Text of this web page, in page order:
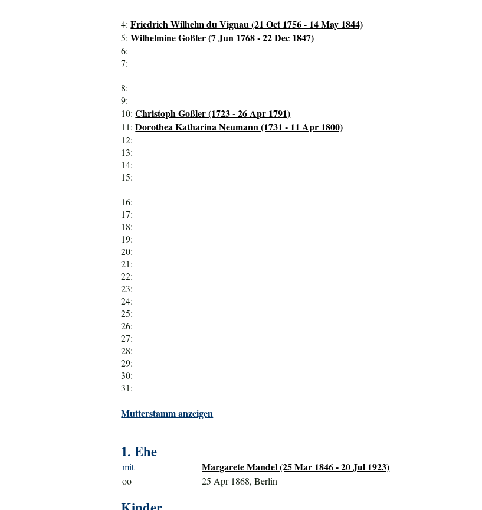
4:Friedrich Wilhelm du Vignau (21 Oct 1756 - 14 May 1844)
5:Wilhelmine Goßler (7 Jun 1768 - 22 Dec 1847)
6:
7:
8:
9:
10:Christoph Goßler (1723 - 26 Apr 1791)
11:Dorothea Katharina Neumann (1731 - 11 Apr 1800)
12:
13:
14:
15:
16:
17:
18:
19:
20:
21:
22:
23:
24:
25:
26:
27:
28:
29:
30:
31:
Mutterstamm anzeigen
1. Ehe
mit Margarete Mandel (25 Mar 1846 - 20 Jul 1923)
oo 25 Apr 1868, Berlin